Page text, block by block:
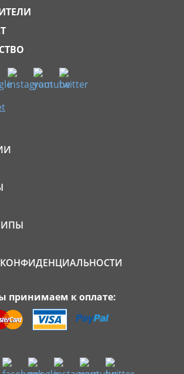
принимаем к оплате: